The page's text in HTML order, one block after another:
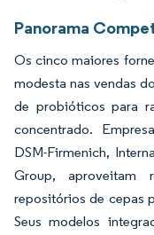
Panorama
Os cinco maiores
modesta nas vendas
de probióticos para
concentrado.
DSM-Firmenich,
Group,
repositórios de cepas
Seus modelos